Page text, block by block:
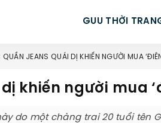
GUU THỜI
JEANS QUÁI DỊ KHIẾN NGƯỜI MUA
khiến người mua
do một chàng trai 20 tuổi tên